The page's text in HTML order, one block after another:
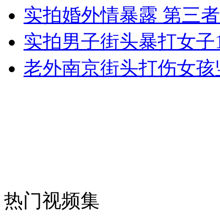
女孩北京地铁殴打老人 痛下狠手拳打脚踢
无痛分娩是否安全 医生回应
外交部：反对强权政治霸凌主义
走！跟着总书记去植树
实拍婚外情暴露 第三
实拍男子街头暴打女
老外南京街头打伤女
热门视频集